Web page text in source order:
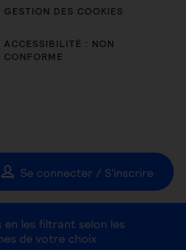
les filtrant selon les
de votre choix
Être accompagné au quotidien
GESTION DES COOKIES
ACCESSIBILITÉ : NON
CONFORME
Se connecter / S'inscrire